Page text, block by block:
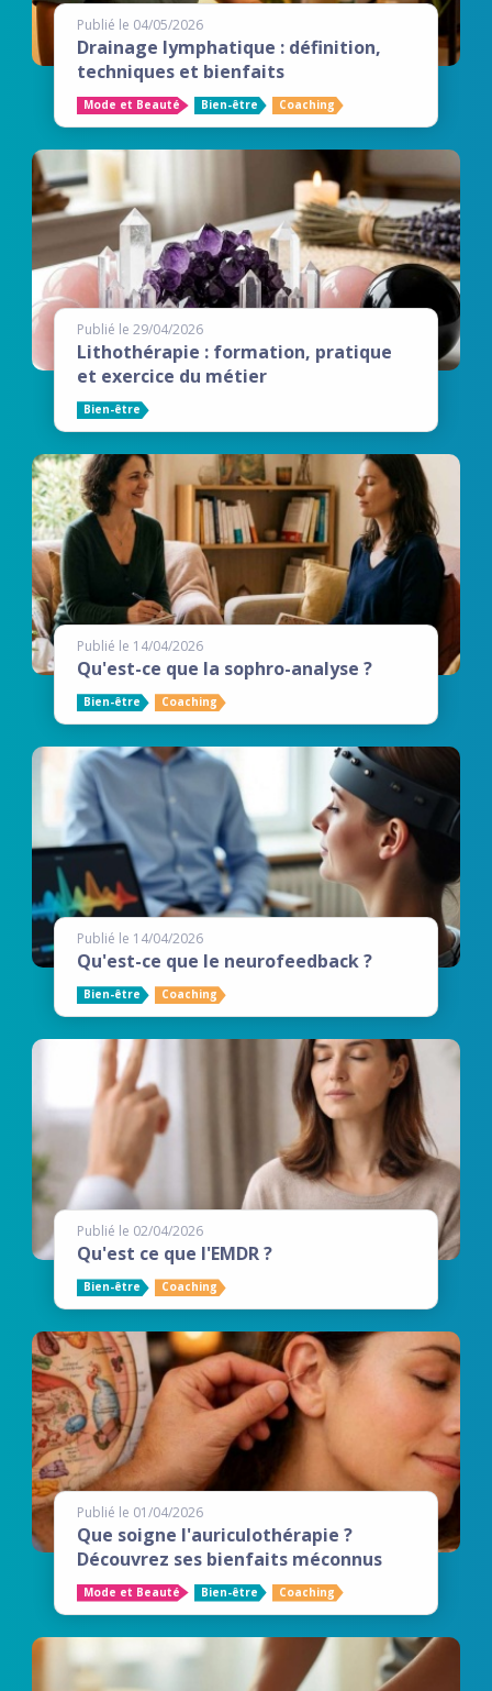
Publié le 04/05/2026
Drainage lymphatique : définition,
techniques et bienfaits
Mode et Beauté Bien-être Coaching
Publié le 29/04/2026
Lithothérapie : formation, pratique
et exercice du métier
Bien-être
Publié le 14/04/2026
Qu'est-ce que la sophro-analyse ?
Bien-être Coaching
Publié le 14/04/2026
Qu'est-ce que le neurofeedback ?
Bien-être Coaching
Publié le 02/04/2026
Qu'est ce que l'EMDR ?
Bien-être Coaching
Publié le 01/04/2026
Que soigne l'auriculothérapie ?
Découvrez ses bienfaits méconnus
Mode et Beauté Bien-être Coaching